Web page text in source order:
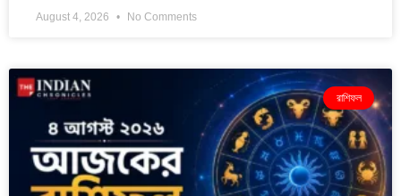
August 4, 2026 No Comments
রাশিফল